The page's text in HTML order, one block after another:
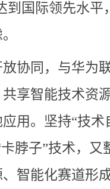
到国际领先水平
协同，与华为
享智能技术资
用。坚持“技术
脖子”技术，又
智能化赛道形